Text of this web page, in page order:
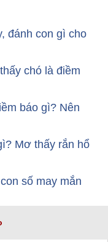
đánh con gì cho
chó là điềm
báo gì? Nên
Mơ thấy rắn hổ
số may mắn